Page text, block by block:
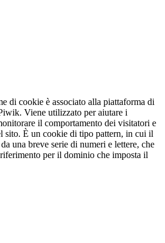
di cookie è associato alla piattaforma di
Viene utilizzato per aiutare i
il comportamento dei visitatori e
sito. È un cookie di tipo pattern, in cui il
una breve serie di numeri e lettere, che
per il dominio che imposta il